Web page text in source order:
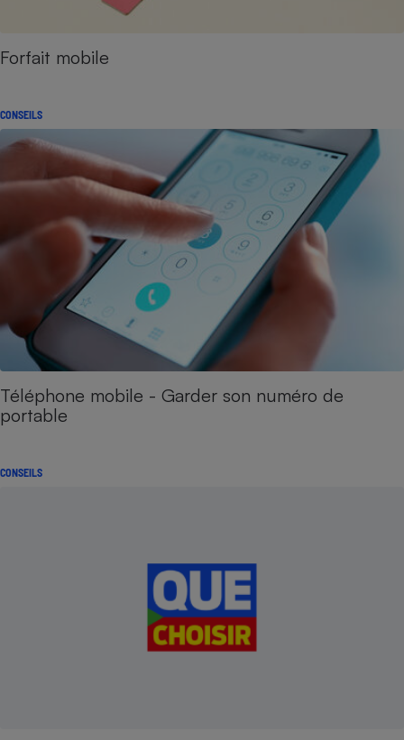
Forfait mobile
CONSEILS
Téléphone mobile - Garder son numéro de
portable
CONSEILS